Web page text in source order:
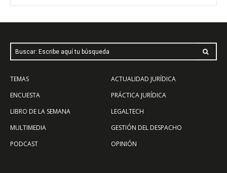
Buscar: Escribe aquí tu búsqueda
TEMAS
ENCUESTA
LIBRO DE LA SEMANA
MULTIMEDIA
PODCAST
ACTUALIDAD JURÍDICA
PRÁCTICA JURÍDICA
LEGALTECH
GESTIÓN DEL DESPACHO
OPINIÓN